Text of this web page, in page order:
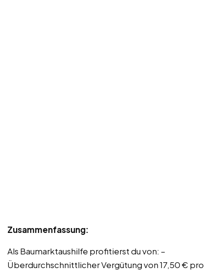
Zusammenfassung:
Als Baumarktaushilfe profitierst du von: –
Überdurchschnittlicher Vergütung von 17,50 € pro